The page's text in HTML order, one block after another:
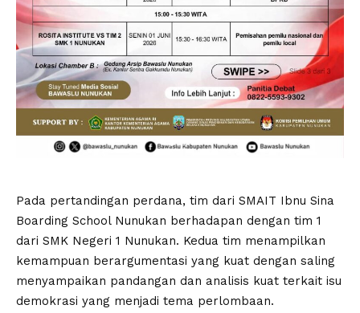
Pada pertandingan perdana, tim dari SMAIT Ibnu Sina
Boarding School Nunukan berhadapan dengan tim 1
dari SMK Negeri 1 Nunukan. Kedua tim menampilkan
kemampuan berargumentasi yang kuat dengan saling
menyampaikan pandangan dan analisis kuat terkait isu
demokrasi yang menjadi tema perlombaan.